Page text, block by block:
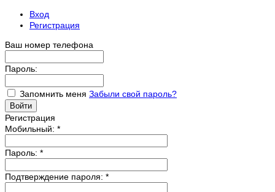
Вход
Регистрация
Ваш номер телефона
Пароль:
Запомнить меня Забыли свой пароль?
Регистрация
Мобильный: *
Пароль: *
Подтверждение пароля: *